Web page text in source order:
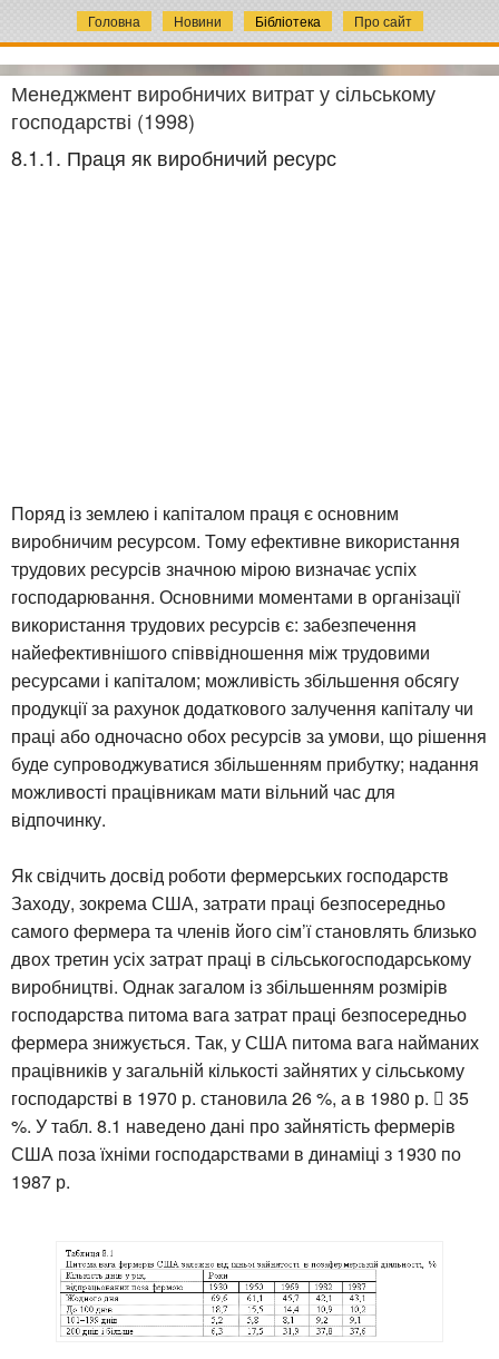
Головна Новини Бібліотека Про сайт
Менеджмент виробничих витрат у сільському
господарстві (1998)
8.1.1. Праця як виробничий ресурс
Поряд із землею і капіталом праця є основним
виробничим ресурсом. Тому ефективне використання
трудових ресурсів значною мірою визначає успіх
господарювання. Основними моментами в організації
використання трудових ресурсів є: забезпечення
найефективнішого співвідношення між трудовими
ресурсами і капіталом; можливість збільшення обсягу
продукції за рахунок додаткового залучення капіталу чи
праці або одночасно обох ресурсів за умови, що рішення
буде супроводжуватися збільшенням прибутку; надання
можливості працівникам мати вільний час для
відпочинку.
Як свідчить досвід роботи фермерських господарств
Заходу, зокрема США, затрати праці безпосередньо
самого фермера та членів його сім’ї становлять близько
двох третин усіх затрат праці в сільськогосподарському
виробництві. Однак загалом із збільшенням розмірів
господарства питома вага затрат праці безпосередньо
фермера знижується. Так, у США питома вага найманих
працівників у загальній кількості зайнятих у сільському
господарстві в 1970 р. становила 26 %, а в 1980 р.  35
%. У табл. 8.1 наведено дані про зайнятість фермерів
США поза їхніми господарствами в динаміці з 1930 по
1987 р.